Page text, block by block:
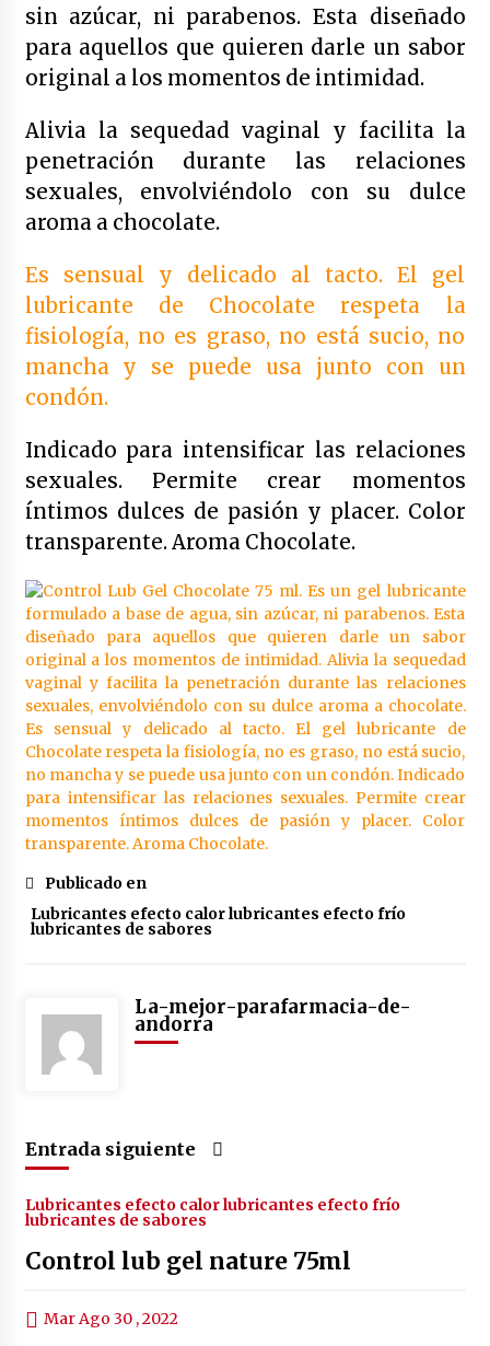
4 años atrás
Duplo dientes sensibles colutorio con cpc +
4 años atrás
Duplo colutorio blanqueante bexident isdin |
500 ml x 2
4 años atrás
Duplo anticaries colutorio con cpc bexident
isdin | 500 ml x 2
4 años atrás
Yotuel farma vitamina b5 dentifrico 50ml
4 años atrás
Yotuel farma vit. b5 dentifrico 50ml x2 unidades
4 años atrás
Yotuel all in one dentifrico 75ml
4 años atrás
sin azúcar, ni parabenos. Esta diseñado
para aquellos que quieren darle un sabor
original a los momentos de intimidad.
Alivia la sequedad vaginal y facilita la
penetración durante las relaciones
sexuales, envolviéndolo con su dulce
aroma a chocolate.
Es sensual y delicado al tacto. El gel
lubricante de Chocolate respeta la
fisiología, no es graso, no está sucio, no
mancha y se puede usa junto con un
condón.
Indicado para intensificar las relaciones
sexuales. Permite crear momentos
íntimos dulces de pasión y placer. Color
transparente. Aroma Chocolate.
Publicado en
Lubricantes efecto calor lubricantes efecto frío
lubricantes de sabores
La-mejor-parafarmacia-de-
andorra
Entrada siguiente
Lubricantes efecto calor lubricantes efecto frío
lubricantes de sabores
Control lub gel nature 75ml
Mar Ago 30 , 2022